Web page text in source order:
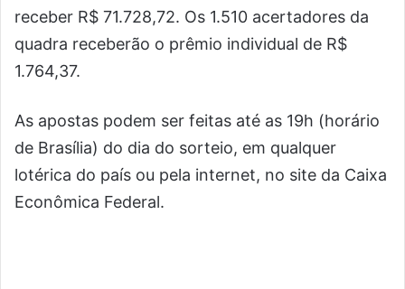
receber R$ 71.728,72. Os 1.510 acertadores da
quadra receberão o prêmio individual de R$
1.764,37.
As apostas podem ser feitas até as 19h (horário
de Brasília) do dia do sorteio, em qualquer
lotérica do país ou pela internet, no site da Caixa
Econômica Federal.